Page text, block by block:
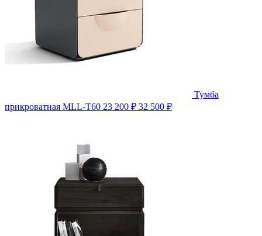
Тумба
прикроватная MLL-T60 23 200 ₽ 32 500 ₽